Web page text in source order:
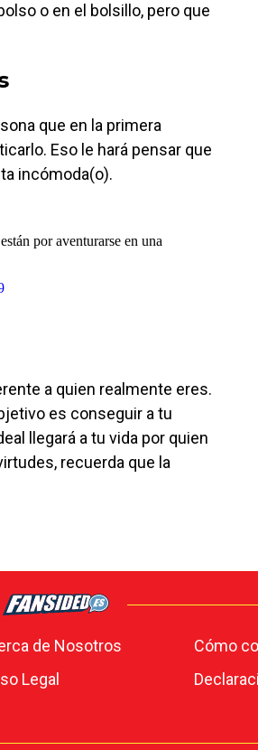
o en el bolsillo, pero que
que en la primera
Eso le hará pensar que
incómoda(o).
por aventurarse en una
a quien realmente eres.
es conseguir a tu
llegará a tu vida por quien
recuerda que la
de Nosotros
Cómo
Legal